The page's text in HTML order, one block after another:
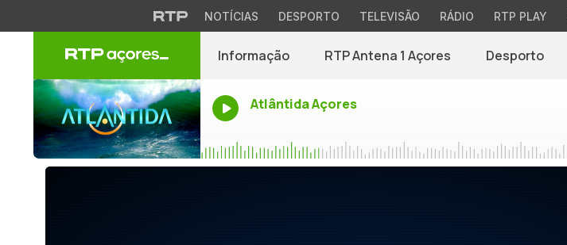
NOTÍCIAS DESPORTO TELEVISÃO RÁDIO RTP PLAY
Informação RTP Antena 1 Açores Desporto
Atlântida Açores